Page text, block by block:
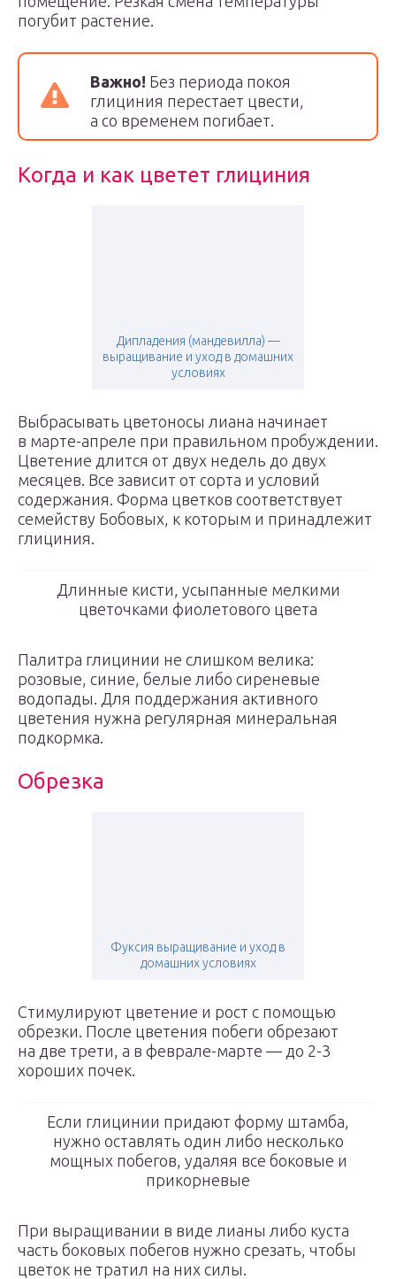
погубит растение.
Важно! Без периода покоя
глициния перестает цвести,
а со временем погибает.
Когда и как цветет глициния
Дипладения (мандевилла) —
выращивание и уход в домашних
условиях
Выбрасывать цветоносы лиана начинает
в марте-апреле при правильном пробуждении.
Цветение длится от двух недель до двух
месяцев. Все зависит от сорта и условий
содержания. Форма цветков соответствует
семейству Бобовых, к которым и принадлежит
глициния.
Длинные кисти, усыпанные мелкими
цветочками фиолетового цвета
Палитра глицинии не слишком велика:
розовые, синие, белые либо сиреневые
водопады. Для поддержания активного
цветения нужна регулярная минеральная
подкормка.
Обрезка
Фуксия выращивание и уход в
домашних условиях
Стимулируют цветение и рост с помощью
обрезки. После цветения побеги обрезают
на две трети, а в феврале-марте — до 2-3
хороших почек.
Если глицинии придают форму штамба,
нужно оставлять один либо несколько
мощных побегов, удаляя все боковые и
прикорневые
При выращивании в виде лианы либо куста
часть боковых побегов нужно срезать, чтобы
цветок не тратил на них силы.